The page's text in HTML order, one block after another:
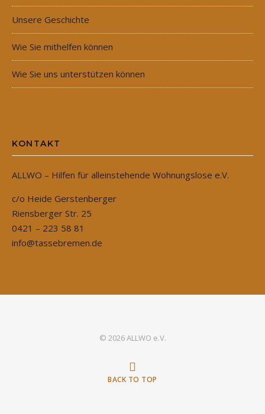
Unsere Geschichte
Wie Sie mithelfen können
Wie Sie uns unterstützen können
KONTAKT
ALLWO – Hilfen für alleinstehende Wohnungslose e.V.
c/o Heide Gerstenberger
Riensberger Str. 25
0421 – 223 58 81
info@tassebremen.de
© 2026 ALLWO e.V.
BACK TO TOP